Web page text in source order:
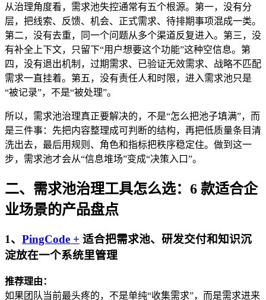
从治理角度看，需求池失控通常有五个根源。第一，没有分
层，把线索、反馈、机会、正式需求、待排期事项混成一类。
第二，没有去重，同一个问题从多个渠道反复进入。第三，没
有补全上下文，只留下“用户想要这个功能”这种空信息。第
四，没有退出机制，过期需求、已验证无效需求、战略不匹配
需求一直挂着。第五，没有责任人和时限，进入需求池只是
“被记录”，不是“被处理”。
所以，需求池治理真正要解决的，不是“怎么把池子填满”，而
是三件事：先把内容整理成可判断的结构，再把低质量条目清
洗出去，最后用规则、角色和指标把秩序稳定住。做到这一
步，需求池才会从“信息堆场”变成“决策入口”。
二、需求池治理工具怎么选：6 款适合企
业场景的产品盘点
1、 PingCode + 适合把需求池、研发交付和知识沉
淀放在一个系统里管理
推荐理由：
如果团队当前最头疼的，不是单纯“收集需求”，而是需求进来